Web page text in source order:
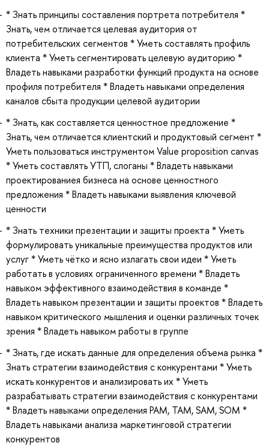
* Знать принципы составления портрета потребителя *
Знать, чем отличается целевая аудитория от
потребительских сегментов * Уметь составлять профиль
клиента * Уметь сегментировать целевую аудиторию *
Владеть навыками разработки функций продукта на основе
профиля потребителя * Владеть навыками определения
каналов сбыта продукции целевой аудитории
* Знать, как составляется ценностное предложение *
Знать, чем отличается клиентский и продуктовый сегмент *
Уметь пользоваться инструментом Value proposition canvas
* Уметь составлять УТП, слоганы * Владеть навыками
проектированиея бизнеса на основе ценностного
предложения * Владеть навыками выявления ключевой
ценности
* Знать техники презентации и защиты проекта * Уметь
формулировать уникальные преимущества продуктов или
услуг * Уметь чётко и ясно излагать свои идеи * Уметь
работать в условиях ограниченного времени * Владеть
навыком эффективного взаимодействия в команде *
Владеть навыком презентации и защиты проектов * Владеть
навыком критического мышления и оценки различных точек
зрения * Владеть навыком работы в группе
* Знать, где искать данные для определения объема рынка *
Знать стратегии взаимодействия с конкурентами * Уметь
искать конкурентов и анализировать их * Уметь
разрабатывать стратегии взаимодействия с конкурентами
* Владеть навыками определения PAM, TAM, SAM, SOM *
Владеть навыками анализа маркетинговой стратегии
конкурентов